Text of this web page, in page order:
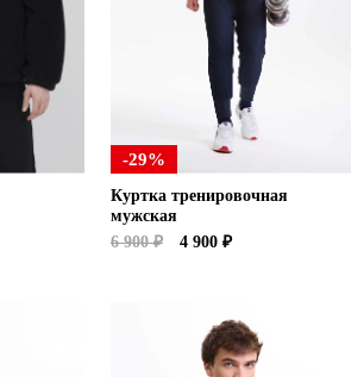
-29%
Куртка тренировочная
мужская
6 900 ₽
4 900 ₽